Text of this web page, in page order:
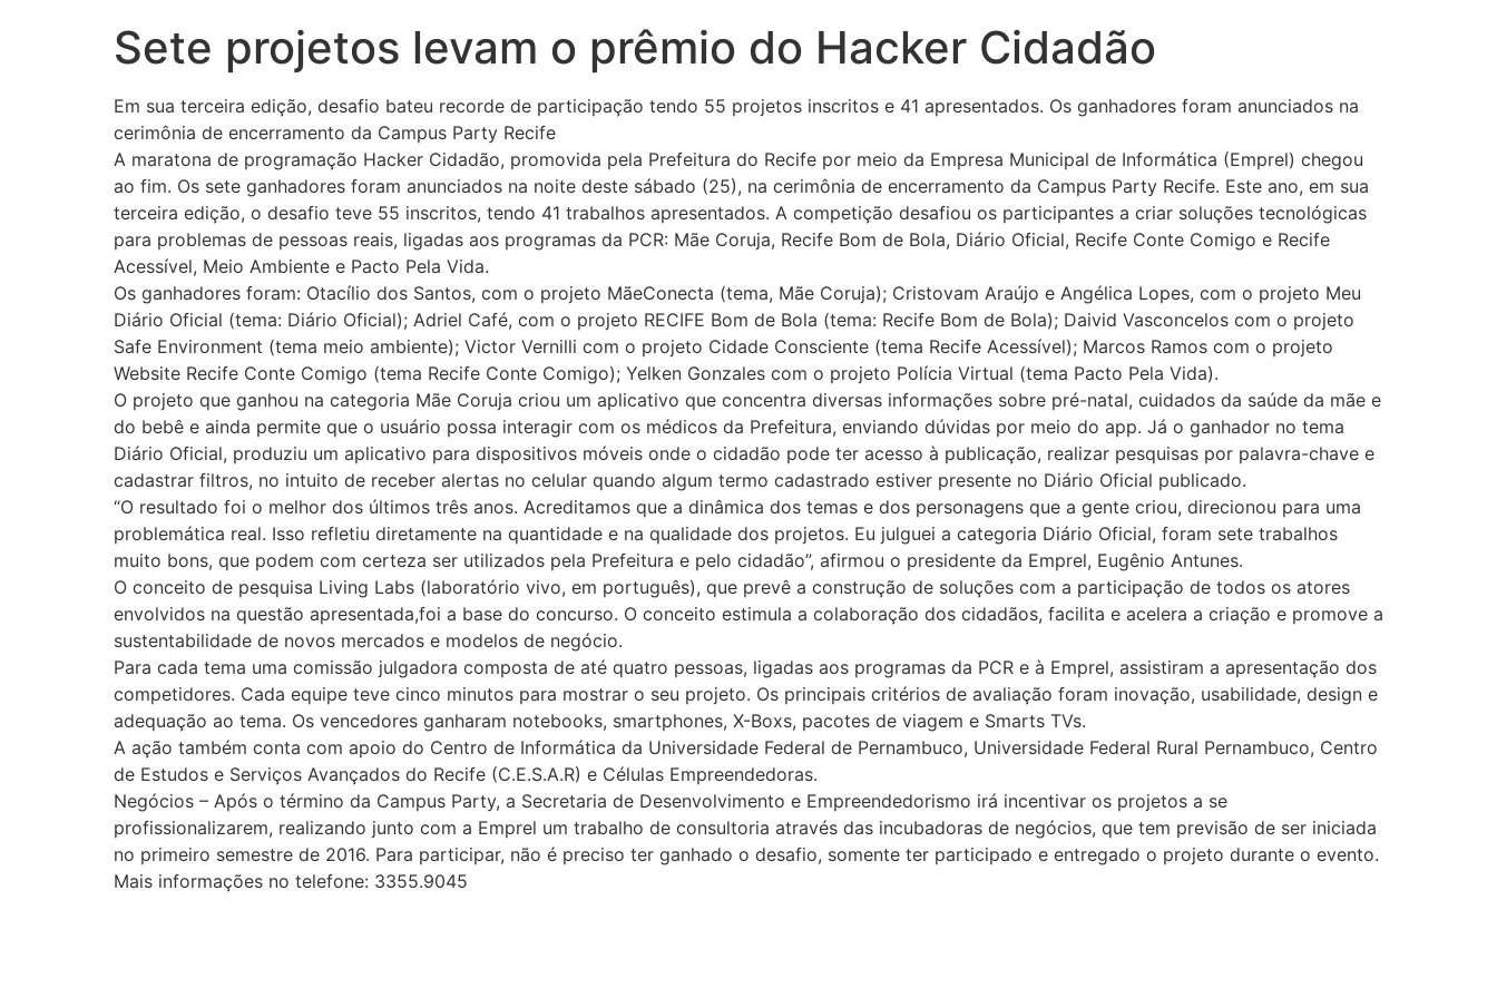
Sete projetos levam o prêmio do Hacker Cidadão
Em sua terceira edição, desafio bateu recorde de participação tendo 55 projetos inscritos e 41 apresentados. Os ganhadores foram anunciados na
cerimônia de encerramento da Campus Party Recife
A maratona de programação Hacker Cidadão, promovida pela Prefeitura do Recife por meio da Empresa Municipal de Informática (Emprel) chegou
ao fim. Os sete ganhadores foram anunciados na noite deste sábado (25), na cerimônia de encerramento da Campus Party Recife. Este ano, em sua
terceira edição, o desafio teve 55 inscritos, tendo 41 trabalhos apresentados. A competição desafiou os participantes a criar soluções tecnológicas
para problemas de pessoas reais, ligadas aos programas da PCR: Mãe Coruja, Recife Bom de Bola, Diário Oficial, Recife Conte Comigo e Recife
Acessível, Meio Ambiente e Pacto Pela Vida.
Os ganhadores foram: Otacílio dos Santos, com o projeto MãeConecta (tema, Mãe Coruja); Cristovam Araújo e Angélica Lopes, com o projeto Meu
Diário Oficial (tema: Diário Oficial); Adriel Café, com o projeto RECIFE Bom de Bola (tema: Recife Bom de Bola); Daivid Vasconcelos com o projeto
Safe Environment (tema meio ambiente); Victor Vernilli com o projeto Cidade Consciente (tema Recife Acessível); Marcos Ramos com o projeto
Website Recife Conte Comigo (tema Recife Conte Comigo); Yelken Gonzales com o projeto Polícia Virtual (tema Pacto Pela Vida).
O projeto que ganhou na categoria Mãe Coruja criou um aplicativo que concentra diversas informações sobre pré-natal, cuidados da saúde da mãe e
do bebê e ainda permite que o usuário possa interagir com os médicos da Prefeitura, enviando dúvidas por meio do app. Já o ganhador no tema
Diário Oficial, produziu um aplicativo para dispositivos móveis onde o cidadão pode ter acesso à publicação, realizar pesquisas por palavra-chave e
cadastrar filtros, no intuito de receber alertas no celular quando algum termo cadastrado estiver presente no Diário Oficial publicado.
“O resultado foi o melhor dos últimos três anos. Acreditamos que a dinâmica dos temas e dos personagens que a gente criou, direcionou para uma
problemática real. Isso refletiu diretamente na quantidade e na qualidade dos projetos. Eu julguei a categoria Diário Oficial, foram sete trabalhos
muito bons, que podem com certeza ser utilizados pela Prefeitura e pelo cidadão”, afirmou o presidente da Emprel, Eugênio Antunes.
O conceito de pesquisa Living Labs (laboratório vivo, em português), que prevê a construção de soluções com a participação de todos os atores
envolvidos na questão apresentada,foi a base do concurso. O conceito estimula a colaboração dos cidadãos, facilita e acelera a criação e promove a
sustentabilidade de novos mercados e modelos de negócio.
Para cada tema uma comissão julgadora composta de até quatro pessoas, ligadas aos programas da PCR e à Emprel, assistiram a apresentação dos
competidores. Cada equipe teve cinco minutos para mostrar o seu projeto. Os principais critérios de avaliação foram inovação, usabilidade, design e
adequação ao tema. Os vencedores ganharam notebooks, smartphones, X-Boxs, pacotes de viagem e Smarts TVs.
A ação também conta com apoio do Centro de Informática da Universidade Federal de Pernambuco, Universidade Federal Rural Pernambuco, Centro
de Estudos e Serviços Avançados do Recife (C.E.S.A.R) e Células Empreendedoras.
Negócios – Após o término da Campus Party, a Secretaria de Desenvolvimento e Empreendedorismo irá incentivar os projetos a se
profissionalizarem, realizando junto com a Emprel um trabalho de consultoria através das incubadoras de negócios, que tem previsão de ser iniciada
no primeiro semestre de 2016. Para participar, não é preciso ter ganhado o desafio, somente ter participado e entregado o projeto durante o evento.
Mais informações no telefone: 3355.9045